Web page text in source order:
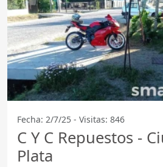
Fecha: 2/7/25 - Visitas: 846
C Y C Repuestos -
Plata